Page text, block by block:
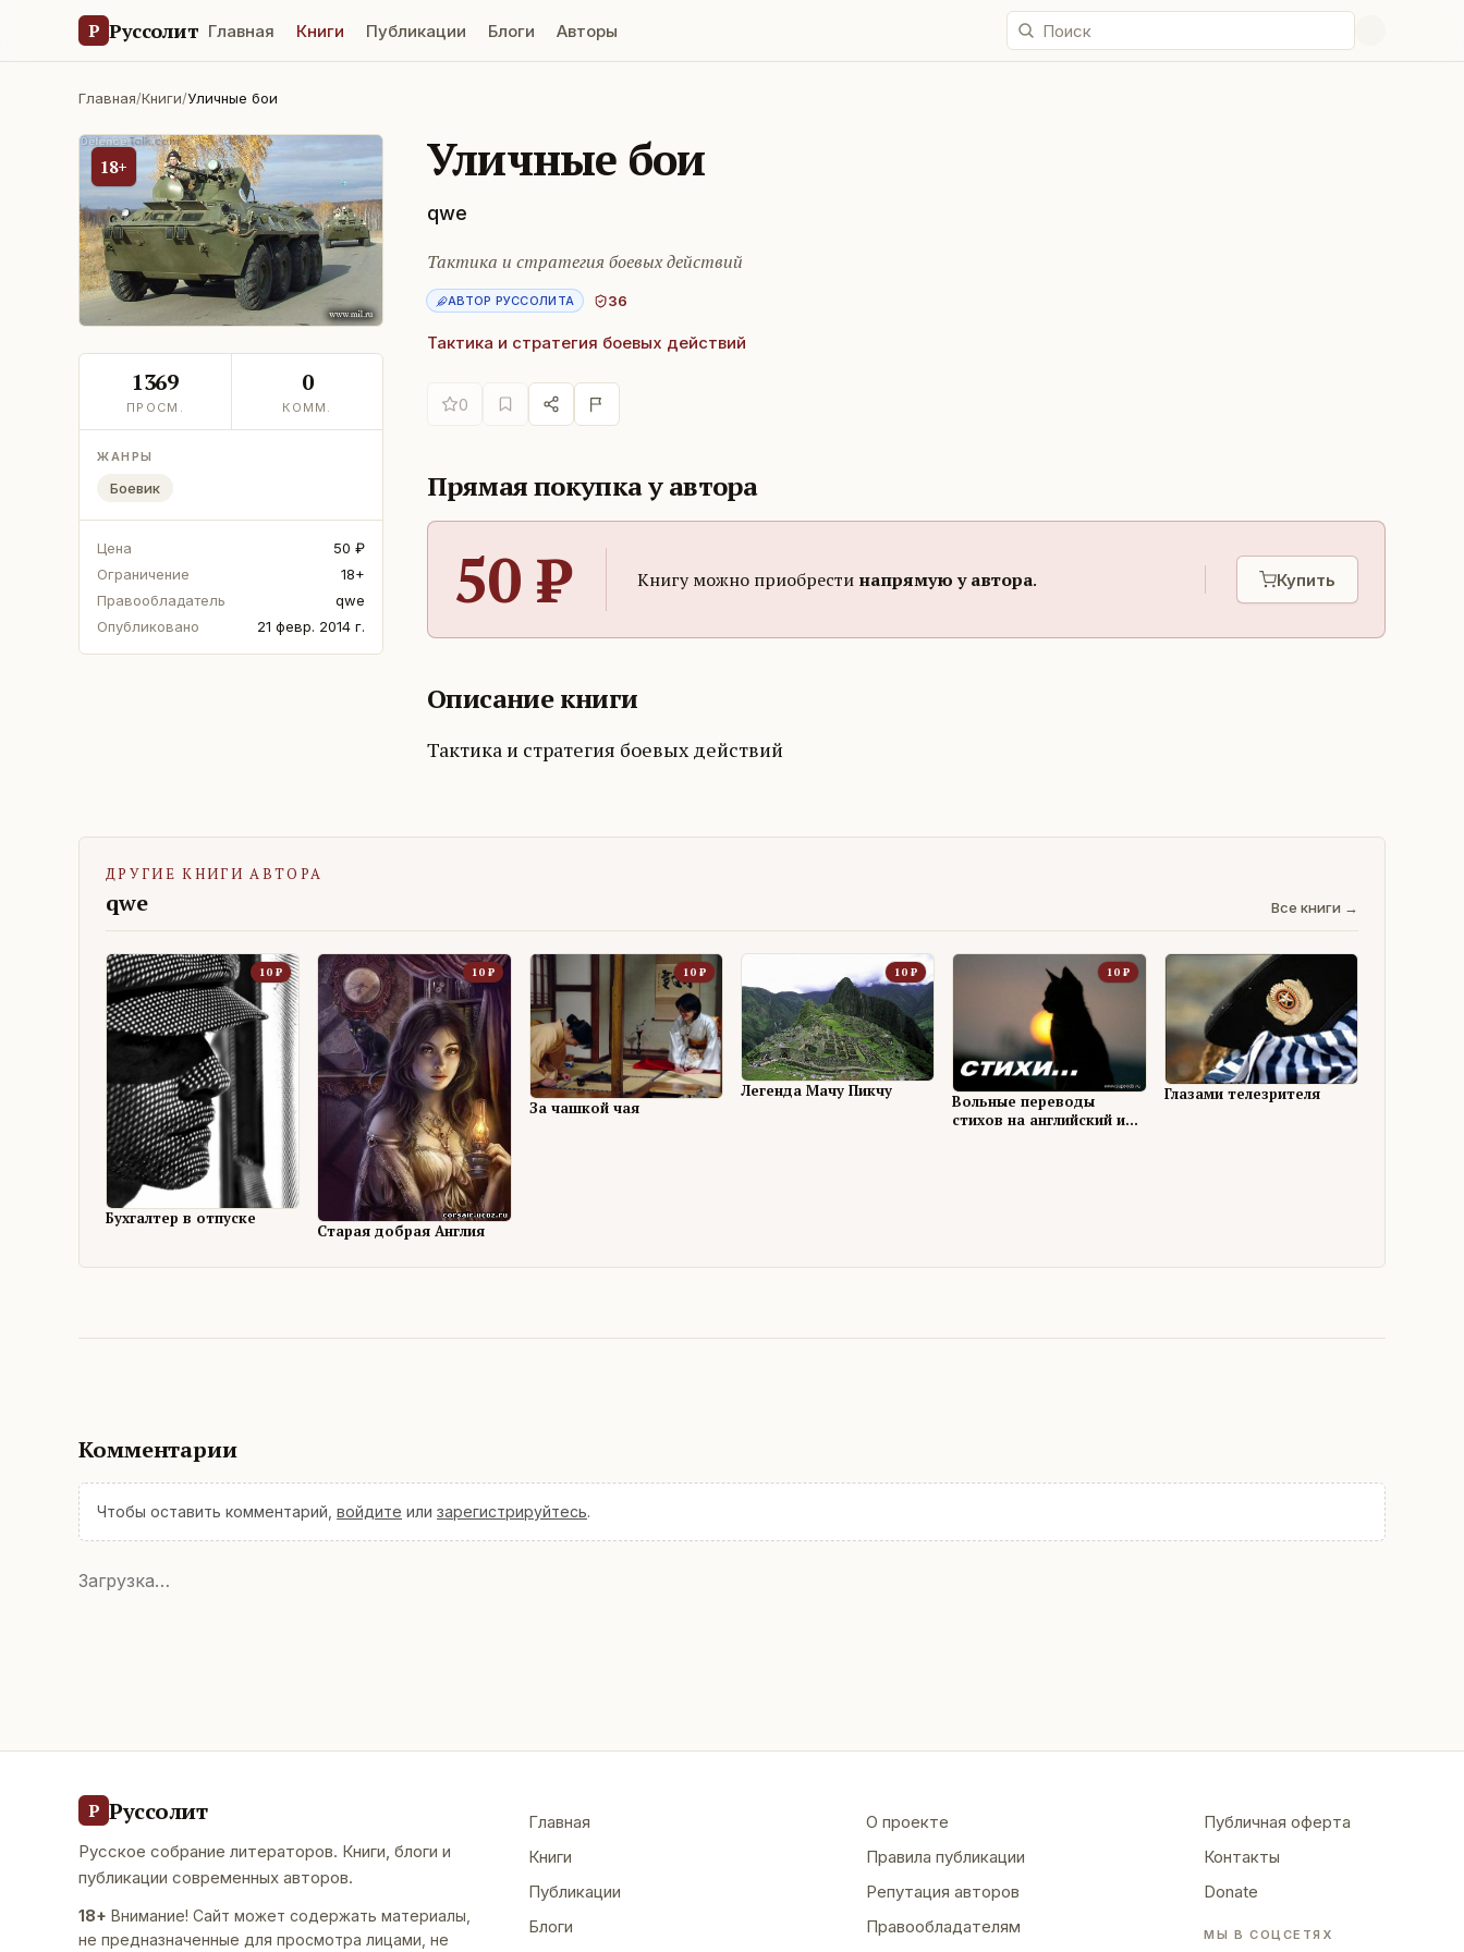
Р Руссолит Главная Книги Публикации Блоги Авторы
Главная/Книги/Уличные бои
18+
1369
ПРОСМ.
0
КОММ.
ЖАНРЫ
Боевик
Цена
50 ₽
Ограничение
18+
Правообладатель
qwe
Опубликовано
21 февр. 2014 г.
Уличные бои
qwe
Тактика и стратегия боевых действий
АВТОР РУССОЛИТА 36
Тактика и стратегия боевых действий
0
Прямая покупка у автора
50 ₽ Книгу можно приобрести напрямую у автора. Купить
Описание книги
Тактика и стратегия боевых действий
ДРУГИЕ КНИГИ АВТОРА
qwe Все книги →
10 ₽
Бухгалтер в отпуске
10₽
Старая добрая Англия
10₽
За чашкой чая
10 ₽
Легенда Мачу Пикчу
10₽
Вольные переводы
стихов на английский и
Глазами телезрителя
Комментарии
Чтобы оставить комментарий, войдите или зарегистрируйтесь.
Загрузка…
Р Руссолит
Русское собрание литераторов. Книги, блоги и
публикации современных авторов.
18+ Внимание! Сайт может содержать материалы,
не предназначенные для просмотра лицами, не
Главная
Книги
Публикации
Блоги
О проекте
Правила публикации
Репутация авторов
Правообладателям
Публичная оферта
Контакты
Donate
МЫ В СОЦСЕТЯХ